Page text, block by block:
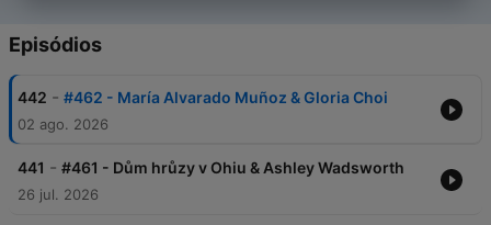
Episódios
442 - #462 - María Alvarado Muñoz & Gloria Choi
02 ago. 2026
441 - #461 - Dům hrůzy v Ohiu & Ashley Wadsworth
26 jul. 2026